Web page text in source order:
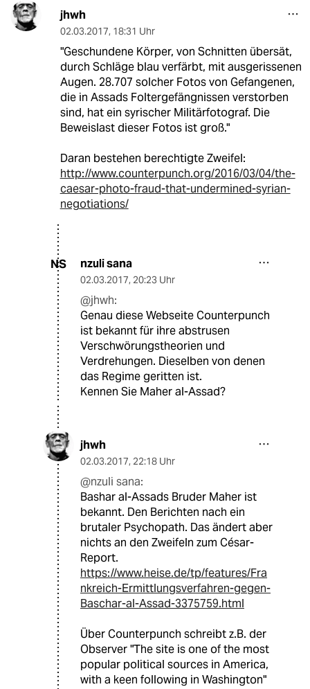
jhwh
02.03.2017, 18:31 Uhr
"Geschundene Körper, von Schnitten übersät,
durch Schläge blau verfärbt, mit ausgerissenen
Augen. 28.707 solcher Fotos von Gefangenen,
die in Assads Foltergefängnissen verstorben
sind, hat ein syrischer Militärfotograf. Die
Beweislast dieser Fotos ist groß."
Daran bestehen berechtigte Zweifel:
http://www.counterpunch.org/2016/03/04/the-
caesar-photo-fraud-that-undermined-syrian-
negotiations/
NS nzuli sana
02.03.2017, 20:23 Uhr
@jhwh:
Genau diese Webseite Counterpunch
ist bekannt für ihre abstrusen
Verschwörungstheorien und
Verdrehungen. Dieselben von denen
das Regime geritten ist.
Kennen Sie Maher al-Assad?
jhwh
02.03.2017, 22:18 Uhr
@nzuli sana:
Bashar al-Assads Bruder Maher ist
bekannt. Den Berichten nach ein
brutaler Psychopath. Das ändert aber
nichts an den Zweifeln zum César-
Report.
https://www.heise.de/tp/features/Fra
nkreich-Ermittlungsverfahren-gegen-
Baschar-al-Assad-3375759.html
Über Counterpunch schreibt z.B. der
Observer "The site is one of the most
popular political sources in America,
with a keen following in Washington"